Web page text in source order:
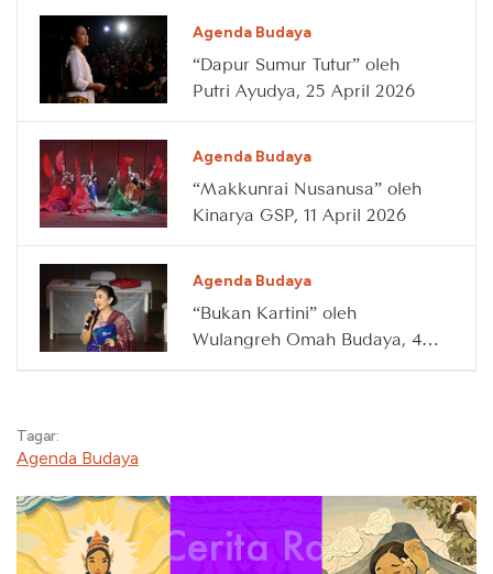
Agenda Budaya
“Dapur Sumur Tutur” oleh
Putri Ayudya, 25 April 2026
Agenda Budaya
“Makkunrai Nusanusa” oleh
Kinarya GSP, 11 April 2026
Agenda Budaya
“Bukan Kartini” oleh
Wulangreh Omah Budaya, 4
Tagar:
Agenda Budaya